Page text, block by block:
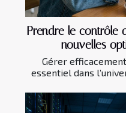
Prendre le contrôle
nouvelles
Gérer
essentiel dans